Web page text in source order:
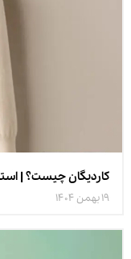
کاردیگان چیست؟ |
19 بهمن 1404